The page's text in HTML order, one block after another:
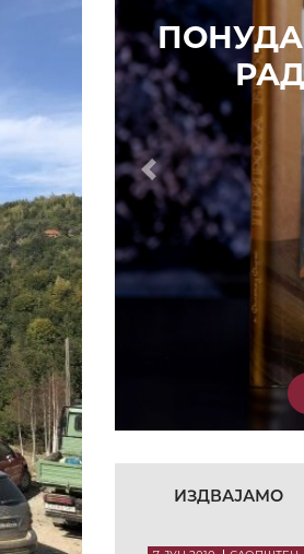
7. ЈУН 2010. САОПШТЕЊА
Eпископ
Жугићу –
Артемију
15. ЈАНУАР 2011. ВЕСТИ
Eпископ
ВЕСТИ
Eпископ
напад на Србина у
КФОР и ЕУЛЕКС да